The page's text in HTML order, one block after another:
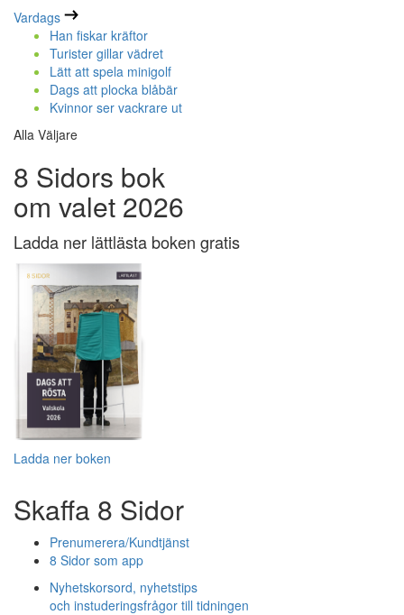
Vardags
Han fiskar kräftor
Turister gillar vädret
Lätt att spela minigolf
Dags att plocka blåbär
Kvinnor ser vackrare ut
Alla Väljare
8 Sidors bok
om valet 2026
Ladda ner lättlästa boken gratis
Ladda ner boken
Skaffa 8 Sidor
Prenumerera/Kundtjänst
8 Sidor som app
Nyhetskorsord, nyhetstips
och instuderingsfrågor till tidningen